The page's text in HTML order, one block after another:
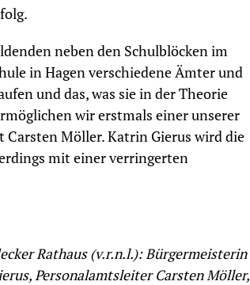
neben den Schulblöcken im
in Hagen verschiedene Ämter und
und das, was sie in der Theorie
wir erstmals einer unserer
Möller. Katrin Gierus wird die
mit einer verringerten
Rathaus (v.r.n.l.): Bürgermeisterin
Personalamtsleiter Carsten Möller,